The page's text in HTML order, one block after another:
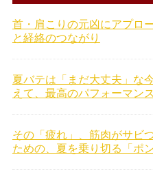
首・肩こりの元凶にアプロ
と経絡のつながり
夏バテは「まだ大丈夫」な
えて、最高のパフォーマン
その「疲れ」、筋肉がサビ
ための、夏を乗り切る「ポ